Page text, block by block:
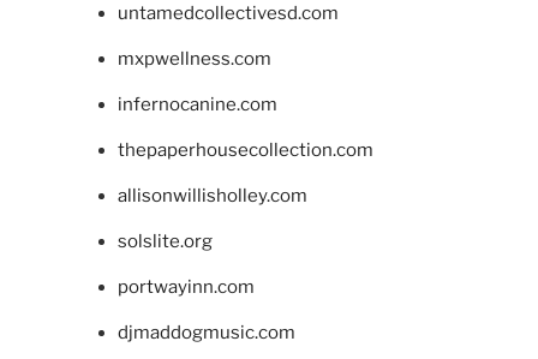
untamedcollectivesd.com
mxpwellness.com
infernocanine.com
thepaperhousecollection.com
allisonwillisholley.com
solslite.org
portwayinn.com
djmaddogmusic.com